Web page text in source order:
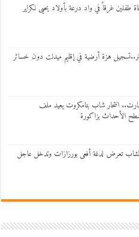
طفلين غرقاً في واد درعة بأولاد يحيى لكراير
ريختر..تسجيل هزة أرضية في إقليم ميدلت دون خسائر
انتحار شاب بتامكروت يعيد ملف
الأحداث بزاكورة
لشاب تعرض لدغة أفعى بورزازات وتدخل عاجل